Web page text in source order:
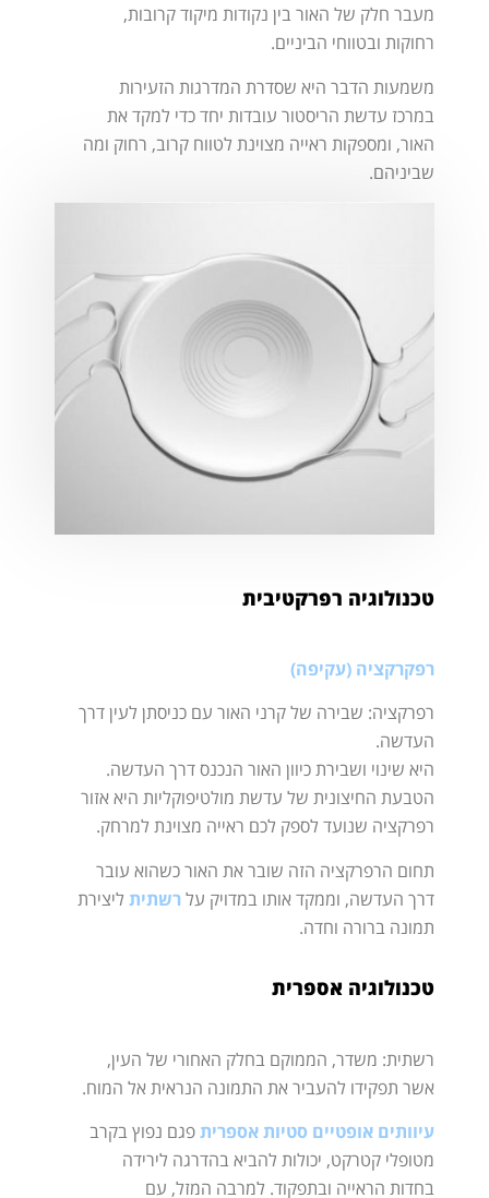
מעבר חלק של האור בין נקודות מיקוד קרובות,
רחוקות ובטווחי הביניים.
משמעות הדבר היא שסדרת המדרגות הזעירות
במרכז עדשת הריסטור עובדות יחד כדי למקד את
האור, ומספקות ראייה מצוינת לטווח קרוב, רחוק ומה
שביניהם.
טכנולוגיה רפרקטיבית
רפקרקציה (עקיפה)
רפרקציה: שבירה של קרני האור עם כניסתן לעין דרך
העדשה.
היא שינוי ושבירת כיוון האור הנכנס דרך העדשה.
הטבעת החיצונית של עדשת מולטיפוקליות היא אזור
רפרקציה שנועד לספק לכם ראייה מצוינת למרחק.
תחום הרפרקציה הזה שובר את האור כשהוא עובר
דרך העדשה, וממקד אותו במדויק עלרשתית ליצירת
תמונה ברורה וחדה.
טכנולוגיה אספרית
רשתית: משדר, הממוקם בחלק האחורי של העין,
אשר תפקידו להעביר את התמונה הנראית אל המוח.
עיוותים אופטיים סטיות אספריתפגם נפוץ בקרב
מטופלי קטרקט, יכולות להביא בהדרגה לירידה
בחדות הראייה ובתפקוד. למרבה המזל, עם